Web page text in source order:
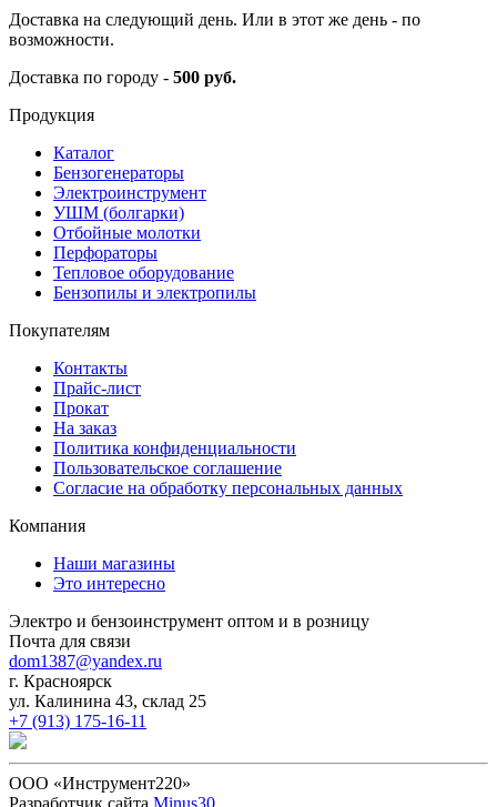
Доставка на следующий день. Или в этот же день - по
возможности.
Доставка по городу - 500 руб.
Продукция
Каталог
Бензогенераторы
Электроинструмент
УШМ (болгарки)
Отбойные молотки
Перфораторы
Тепловое оборудование
Бензопилы и электропилы
Покупателям
Контакты
Прайс-лист
Прокат
На заказ
Политика конфиденциальности
Пользовательское соглашение
Согласие на обработку персональных данных
Компания
Наши магазины
Это интересно
Электро и бензоинструмент оптом и в розницу
Почта для связи
dom1387@yandex.ru
г. Красноярск
ул. Калинина 43, склад 25
+7 (913) 175-16-11
ООО «Инструмент220»